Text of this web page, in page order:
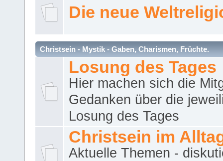
Die neue
Christsein - Mystik - Gaben, Charismen, Früchte.
Losung des Tages
Hier machen sich die
Gedanken über die
Losung des Tages
Christsein im
Aktuelle Themen -